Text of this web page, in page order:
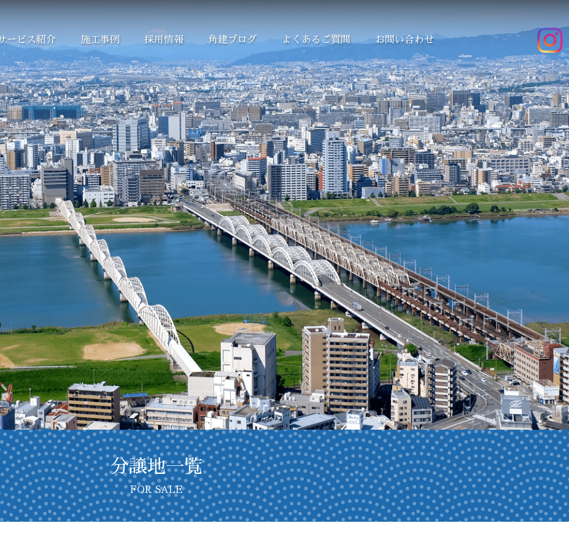
ービス紹介 施工事例 採用情報 角建ブログ よくあるご質問 お問い合わせ
分譲地一覧
FOR SALE